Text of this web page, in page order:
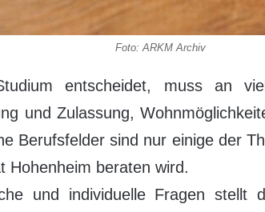
Foto: ARKM Archiv
entscheidet, muss an
und Zulassung,
Berufsfelder sind nur einige der
Hohenheim beraten wird.
und individuelle Fragen stellt